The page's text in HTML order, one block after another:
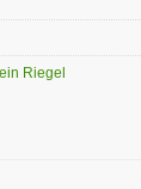
Riegel